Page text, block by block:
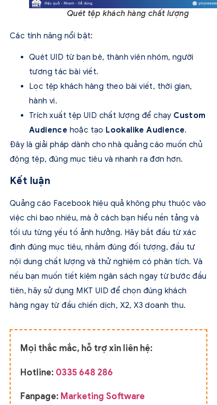
Quét tệp khách hàng chất lượng
Các tính năng nổi bật:
Quét UID từ bạn bè, thành viên nhóm, người
tương tác bài viết.
Lọc tệp khách hàng theo bài viết, thời gian,
hành vi.
Trích xuất tệp UID chất lượng để chạy Custom
Audience hoặc tạo Lookalike Audience.
Đây là giải pháp dành cho nhà quảng cáo muốn chủ
động tệp, đúng mục tiêu và nhanh ra đơn hơn.
Kết luận
Quảng cáo Facebook hiệu quả không phụ thuộc vào
việc chi bao nhiêu, mà ở cách bạn hiểu nền tảng và
tối ưu từng yếu tố ảnh hưởng. Hãy bắt đầu từ xác
định đúng mục tiêu, nhắm đúng đối tượng, đầu tư
nội dung chất lượng và thử nghiệm có phân tích. Và
nếu bạn muốn tiết kiệm ngân sách ngay từ bước đầu
tiên, hãy sử dụng MKT UID để chọn đúng khách
hàng ngay từ đầu chiến dịch, X2, X3 doanh thu.
Mọi thắc mắc, hỗ trợ xin liên hệ:
Hotline: 0335 648 286
Fanpage: Marketing Software